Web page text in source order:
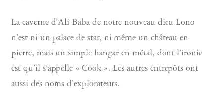
La caverne d’Ali Baba de notre nouveau dieu Lono
n’est ni un palace de star, ni même un château en
pierre, mais un simple hangar en métal, dont l’ironie
est qu’il s’appelle « Cook ». Les autres entrepôts ont
aussi des noms d’explorateurs.